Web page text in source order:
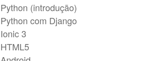
Python (introdução)
Python com Django
Ionic 3
HTML5